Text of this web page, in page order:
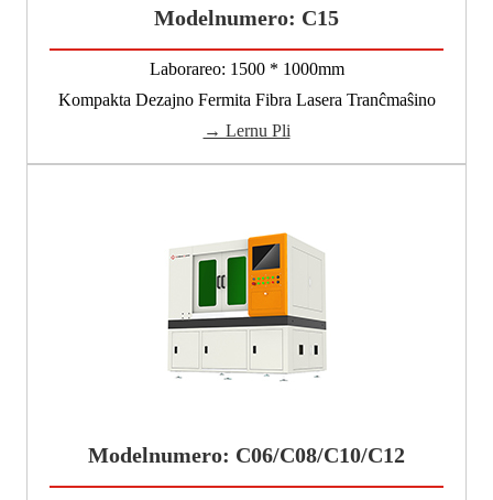
Modelnumero: C15
Laborareo: 1500 * 1000mm
Kompakta Dezajno Fermita Fibra Lasera Tranĉmaŝino
→ Lernu Pli
Modelnumero: C06/C08/C10/C12